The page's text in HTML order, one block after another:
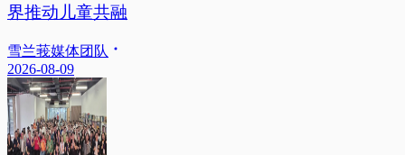
界推动儿童共融
雪兰莪媒体团队
2026-08-09